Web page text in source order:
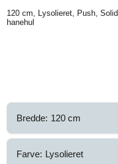
120 cm, Lysolieret, Push,
hanehul
Bredde: 120 cm
Farve: Lysolieret